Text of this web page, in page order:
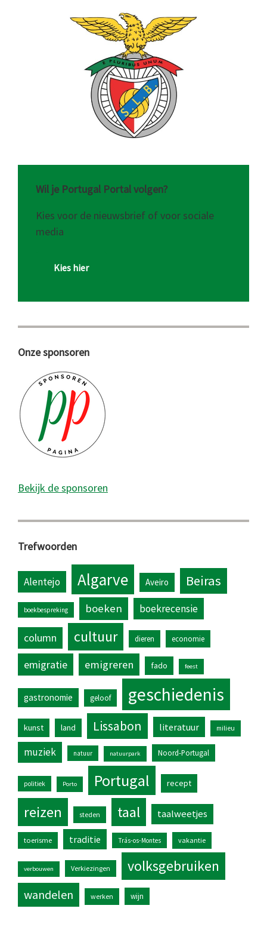
Wil je Portugal Portal volgen?
Kies voor de nieuwsbrief of voor sociale
media
Kies hier
Onze sponsoren
Bekijk de sponsoren
Trefwoorden
Alentejo Algarve Aveiro Beiras
boekbespreking boeken boekrecensie
column cultuur dieren economie
emigratie emigreren fado feest
gastronomie geloof geschiedenis
kunst land Lissabon literatuur milieu
muziek natuur natuurpark Noord-Portugal
politiek Porto Portugal recept
reizen steden taal taalweetjes
toerisme traditie Trás-os-Montes vakantie
verbouwen Verkiezingen volksgebruiken
wandelen werken wijn